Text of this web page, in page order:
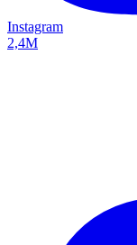
Instagram
2,4M